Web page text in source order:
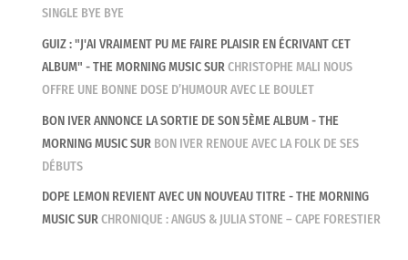
SINGLE BYE BYE
GUIZ : "J'AI VRAIMENT PU ME FAIRE PLAISIR EN ÉCRIVANT CET
ALBUM" - THE MORNING MUSICSURCHRISTOPHE MALI NOUS
OFFRE UNE BONNE DOSE D’HUMOUR AVEC LE BOULET
BON IVER ANNONCE LA SORTIE DE SON 5ÈME ALBUM - THE
MORNING MUSICSUR BON IVER RENOUE AVEC LA FOLK DE SES
DÉBUTS
DOPE LEMON REVIENT AVEC UN NOUVEAU TITRE - THE MORNING
MUSICSURCHRONIQUE : ANGUS & JULIA STONE – CAPE FORESTIER